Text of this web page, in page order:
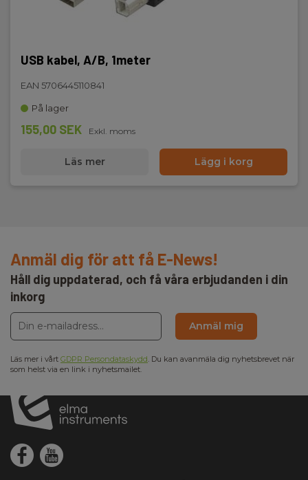
USB kabel, A/B, 1meter
EAN 5706445110841
På lager
155,00 SEK Exkl. moms
Läs mer Lägg i korg
Anmäl dig för att få E-News!
Håll dig uppdaterad, och få våra erbjudanden i din
inkorg
Anmäl mig
Läs mer i vårt GDPR Persondataskydd. Du kan avanmäla dig nyhetsbrevet när
som helst via en link i nyhetsmailet.